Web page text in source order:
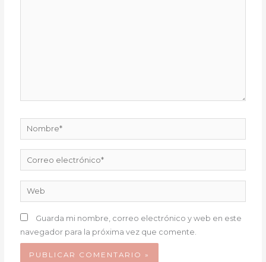
Nombre*
Correo
electrónico*
Web
Guarda mi nombre, correo electrónico y web en este
navegador para la próxima vez que comente.